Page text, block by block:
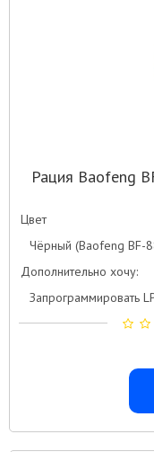
Рация Baofeng
Цвет
Чёрный (Baofeng BF-
Дополнительно хочу:
Запрограммировать